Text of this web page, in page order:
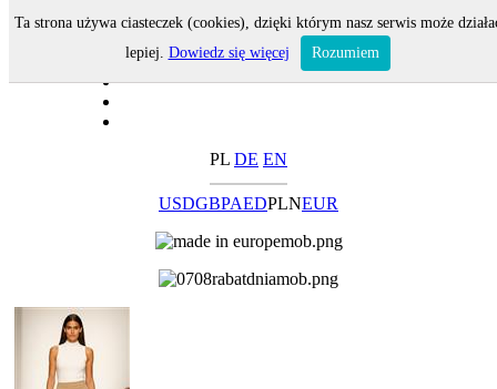
PL DE EN
USDGBPAEDPLNEUR
Ta strona używa ciasteczek (cookies), dzięki którym nasz serwis może
lepiej. Dowiedz się więcej Rozumiem